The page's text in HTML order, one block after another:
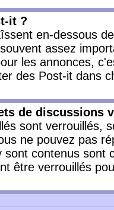
it ?
en-dessous
assez
les annonces,
des Post-it dans
de discussions
sont verrouillés,
ne pouvez pas
sont contenus
être verrouillés